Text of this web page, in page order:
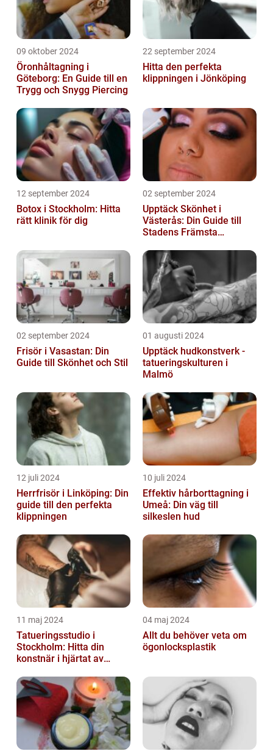
09 oktober 2024
Öronhåltagning i
Göteborg: En Guide till en
Trygg och Snygg Piercing
22 september 2024
Hitta den perfekta
klippningen i Jönköping
12 september 2024
Botox i Stockholm: Hitta
rätt klinik för dig
02 september 2024
Upptäck Skönhet i
Västerås: Din Guide till
Stadens Främsta
02 september 2024
Frisör i Vasastan: Din
Guide till Skönhet och Stil
01 augusti 2024
Upptäck hudkonstverk -
tatueringskulturen i
Malmö
12 juli 2024
Herrfrisör i Linköping: Din
guide till den perfekta
klippningen
10 juli 2024
Effektiv hårborttagning i
Umeå: Din väg till
silkeslen hud
11 maj 2024
Tatueringsstudio i
Stockholm: Hitta din
konstnär i hjärtat av
04 maj 2024
Allt du behöver veta om
ögonlocksplastik